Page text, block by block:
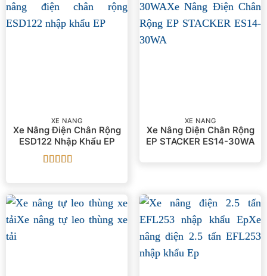
XE NÂNG
Xe Nâng Điện Chân Rộng
ESD122 Nhập Khẩu EP
XE NÂNG
Xe Nâng Điện Chân Rộng
EP STACKER ES14-30WA